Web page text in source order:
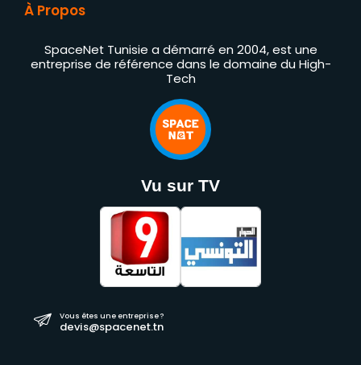
À Propos
SpaceNet Tunisie a démarré en 2004, est une
entreprise de référence dans le domaine du High-
Tech
Vu sur TV
Vous êtes une entreprise ?
devis@spacenet.tn